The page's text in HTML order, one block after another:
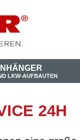
LKW-AUFBAUTEN
24H